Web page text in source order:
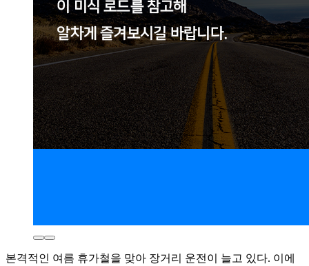
본격적인 여름 휴가철을 맞아 장거리 운전이 늘고 있다. 이에